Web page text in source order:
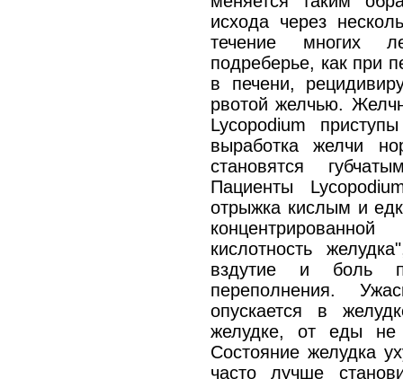
исхода через
течение многих
подреберье, как при
в печени,
рвотой желчью.
Lycopodium
выработка желчи
становятся
Пациенты
отрыжка кислым и
кислотность
вздутие и боль
переполнения.
опускается в
желудке, от еды не
Состояние желудка
часто лучше